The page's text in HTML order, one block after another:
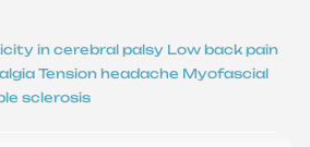
in cerebral palsy Low back pain
Tension headache Myofascial
sclerosis